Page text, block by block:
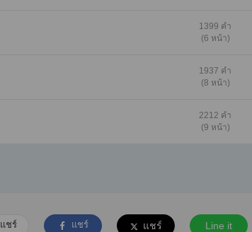
1399 คำ
(6 หน้า)
1937 คำ
(8 หน้า)
2212 คำ
(9 หน้า)
แชร์ แชร์ แชร์ Line it